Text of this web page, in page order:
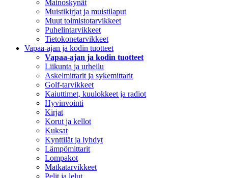
Mainoskynät
Muistikirjat ja muistilaput
Muut toimistotarvikkeet
Puhelintarvikkeet
Tietokonetarvikkeet
Vapaa-ajan ja kodin tuotteet
Vapaa-ajan ja kodin tuotteet
Liikunta ja urheilu
Askelmittarit ja sykemittarit
Golf-tarvikkeet
Kaiuttimet, kuulokkeet ja radiot
Hyvinvointi
Kirjat
Korut ja kellot
Kuksat
Kynttilät ja lyhdyt
Lämpömittarit
Lompakot
Matkatarvikkeet
Pelit ja lelut